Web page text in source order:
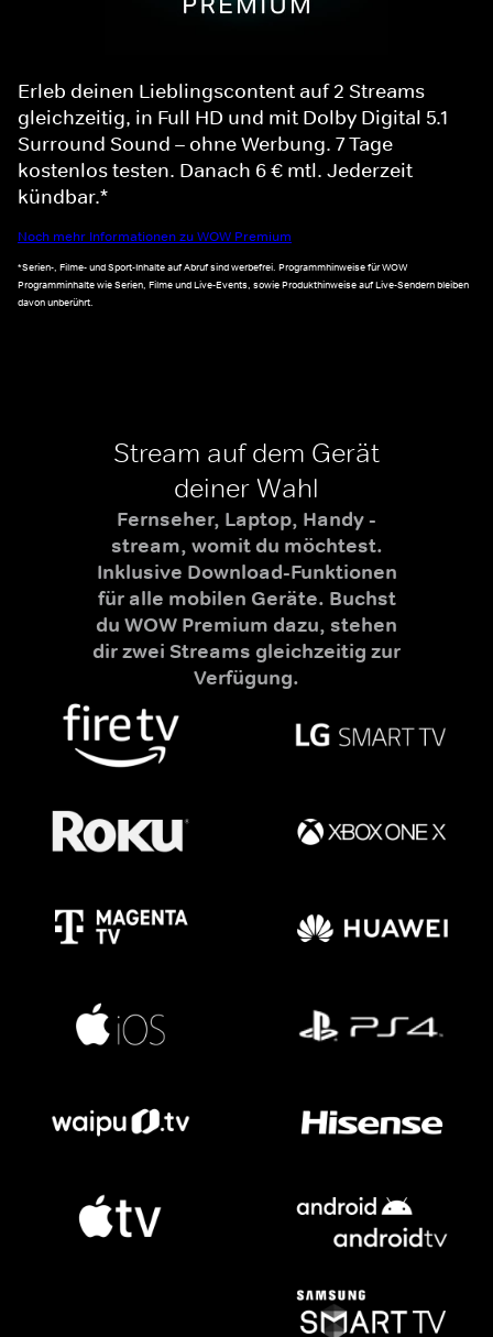
Erleb deinen Lieblingscontent auf 2 Streams
gleichzeitig, in Full HD und mit Dolby Digital 5.1
Surround Sound – ohne Werbung. 7 Tage
kostenlos testen. Danach 6 € mtl. Jederzeit
kündbar.*
Noch mehr Informationen zu WOW Premium
*Serien-, Filme- und Sport-Inhalte auf Abruf sind werbefrei. Programmhinweise für WOW
Programminhalte wie Serien, Filme und Live-Events, sowie Produkthinweise auf Live-Sendern bleiben
davon unberührt.
Stream auf dem Gerät
deiner Wahl
Fernseher, Laptop, Handy -
stream, womit du möchtest.
Inklusive Download-Funktionen
für alle mobilen Geräte. Buchst
du WOW Premium dazu, stehen
dir zwei Streams gleichzeitig zur
Verfügung.